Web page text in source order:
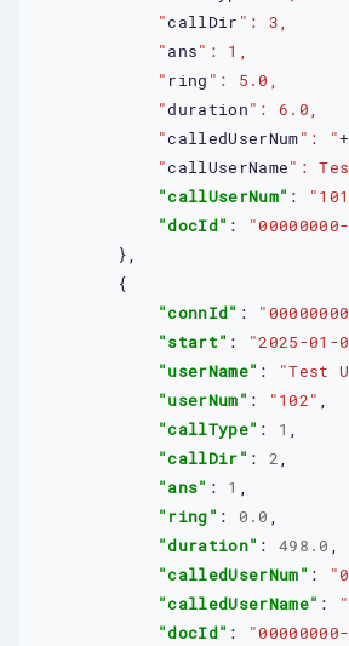
            "
callDir
            "
ans
            "
ring
            "
duration
            "
calledUserNum": "+
            "
callUserName":
"callUserNum" :
"docId" :
        },
        {
"connId" :
"start" : "2025-01-
"userName" : "Test
"userNum" : "102" ,
"callType" : 1 ,
"callDir" : 2,
"ans" : 1 ,
"ring" : 0.0 ,
"duration" : 498.0 ,
"calledUserNum" :
"calledUserName" :
"docId" :